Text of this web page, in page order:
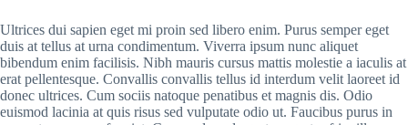
Ultrices dui sapien eget mi proin sed libero enim. Purus semper eget
duis at tellus at urna condimentum. Viverra ipsum nunc aliquet
bibendum enim facilisis. Nibh mauris cursus mattis molestie a iaculis at
erat pellentesque. Convallis convallis tellus id interdum velit laoreet id
donec ultrices. Cum sociis natoque penatibus et magnis dis. Odio
euismod lacinia at quis risus sed vulputate odio ut. Faucibus purus in